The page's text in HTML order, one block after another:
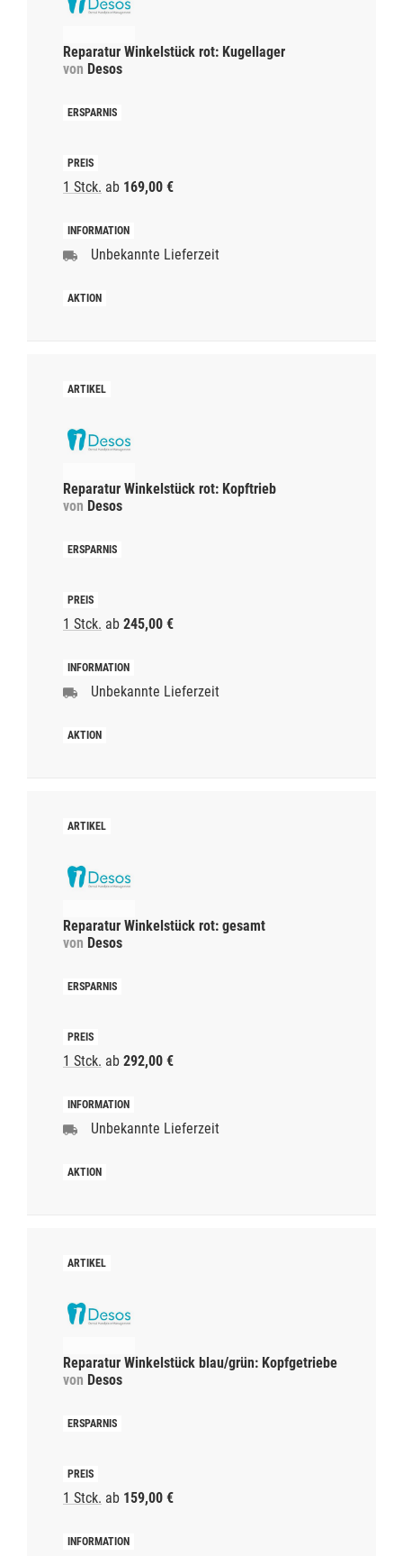
Reparatur Winkelstück rot: Kugellager
von Desos
1 Stck. ab 169,00 €
Unbekannte Lieferzeit
Reparatur Winkelstück rot: Kopftrieb
von Desos
1 Stck. ab 245,00 €
Unbekannte Lieferzeit
Reparatur Winkelstück rot: gesamt
von Desos
1 Stck. ab 292,00 €
Unbekannte Lieferzeit
Reparatur Winkelstück blau/grün: Kopfgetriebe
von Desos
1 Stck. ab 159,00 €